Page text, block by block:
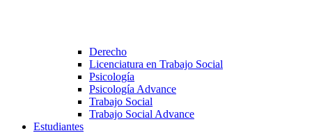
Derecho
Licenciatura en Trabajo Social
Psicología
Psicología Advance
Trabajo Social
Trabajo Social Advance
Estudiantes